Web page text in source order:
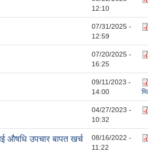
12:10
07/31/2025 -
12:59
07/20/2025 -
16:25
09/11/2023 -
14:00
04/27/2023 -
10:32
औषधि उपचार बापत खर्च
08/16/2022 -
11:22